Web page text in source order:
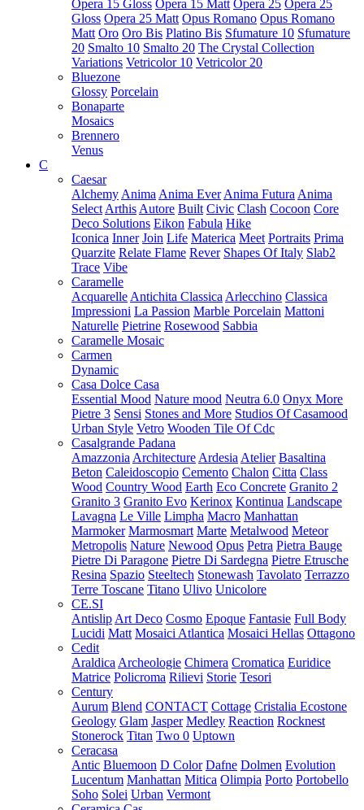
Opera 15 Gloss Opera 15 Matt Opera 25 Opera 25
Gloss Opera 25 Matt Opus Romano Opus Romano
Matt Oro Oro Bis Platino Bis Sfumature 10 Sfumature
20 Smalto 10 Smalto 20 The Crystal Collection
Variations Vetricolor 10 Vetricolor 20
Bluezone
Glossy Porcelain
Bonaparte
Mosaics
Brennero
Venus
C
Caesar
Alchemy Anima Anima Ever Anima Futura Anima
Select Arthis Autore Built Civic Clash Cocoon Core
Deco Solutions Eikon Fabula Hike
Iconica Inner Join Life Materica Meet Portraits Prima
Quarzite Relate Flame Rever Shapes Of Italy Slab2
Trace Vibe
Caramelle
Acquarelle Antichita Classica Arlecchino Classica
Impressioni La Passion Marble Porcelain Mattoni
Naturelle Pietrine Rosewood Sabbia
Caramelle Mosaic
Carmen
Dynamic
Casa Dolce Casa
Essential Mood Nature mood Neutra 6.0 Onyx More
Pietre 3 Sensi Stones and More Studios Of Casamood
Urban Style Vetro Wooden Tile Of Cdc
Casalgrande Padana
Amazzonia Architecture Ardesia Atelier Basaltina
Beton Caleidoscopio Cemento Chalon Citta Class
Wood Country Wood Earth Eco Concrete Granito 2
Granito 3 Granito Evo Kerinox Kontinua Landscape
Lavagna Le Ville Limpha Macro Manhattan
Marmoker Marmosmart Marte Metalwood Meteor
Metropolis Nature Newood Opus Petra Pietra Bauge
Pietre Di Paragone Pietre Di Sardegna Pietre Etrusche
Resina Spazio Steeltech Stonewash Tavolato Terrazzo
Terre Toscane Titano Ulivo Unicolore
CE.SI
Antislip Art Deco Cosmo Epoque Fantasie Full Body
Lucidi Matt Mosaici Atlantica Mosaici Hellas Ottagono
Cedit
Araldica Archeologie Chimera Cromatica Euridice
Matrice Policroma Rilievi Storie Tesori
Century
Aurum Blend CONTACT Cottage Cristalia Ecostone
Geology Glam Jasper Medley Reaction Rocknest
Stonerock Titan Two 0 Uptown
Ceracasa
Antic Bluemoon D Color Dafne Dolmen Evolution
Lucentum Manhattan Mitica Olimpia Porto Portobello
Soho Solei Urban Vermont